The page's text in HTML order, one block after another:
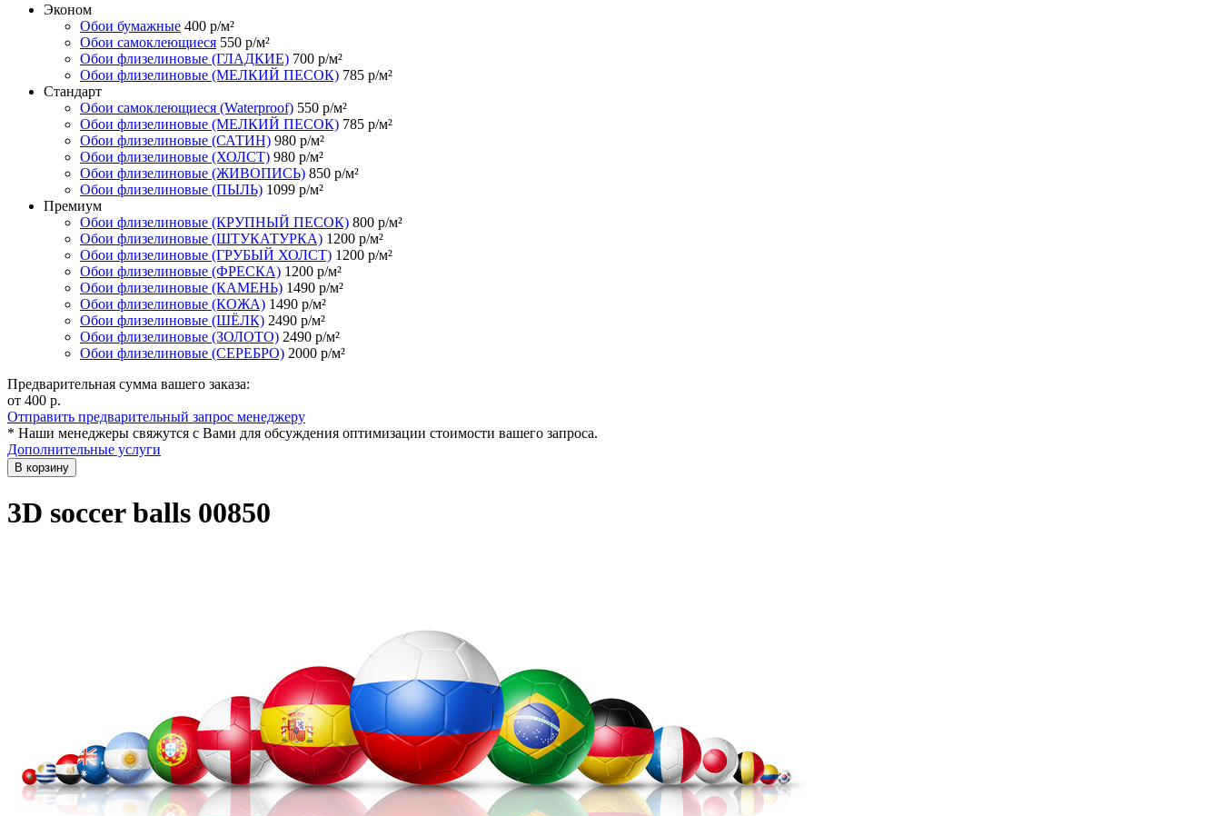
Эконом
Обои бумажные 400 р/м²
Обои самоклеющиеся 550 р/м²
Обои флизелиновые (ГЛАДКИЕ) 700 р/м²
Обои флизелиновые (МЕЛКИЙ ПЕСОК) 785 р/м²
Стандарт
Обои самоклеющиеся (Waterproof) 550 р/м²
Обои флизелиновые (МЕЛКИЙ ПЕСОК) 785 р/м²
Обои флизелиновые (САТИН) 980 р/м²
Обои флизелиновые (ХОЛСТ) 980 р/м²
Обои флизелиновые (ЖИВОПИСЬ) 850 р/м²
Обои флизелиновые (ПЫЛЬ) 1099 р/м²
Премиум
Обои флизелиновые (КРУПНЫЙ ПЕСОК) 800 р/м²
Обои флизелиновые (ШТУКАТУРКА) 1200 р/м²
Обои флизелиновые (ГРУБЫЙ ХОЛСТ) 1200 р/м²
Обои флизелиновые (ФРЕСКА) 1200 р/м²
Обои флизелиновые (КАМЕНЬ) 1490 р/м²
Обои флизелиновые (КОЖА) 1490 р/м²
Обои флизелиновые (ШЁЛК) 2490 р/м²
Обои флизелиновые (ЗОЛОТО) 2490 р/м²
Обои флизелиновые (СЕРЕБРО) 2000 р/м²
Предварительная сумма вашего заказа:
от 400 р.
Отправить предварительный запрос менеджеру
* Наши менеджеры свяжутся с Вами для обсуждения оптимизации стоимости вашего запроса.
Дополнительные услуги
В корзину
3D soccer balls 00850